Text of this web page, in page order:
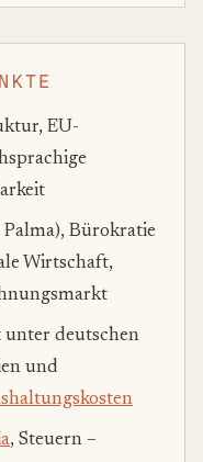
EU-
Palma), Bürokratie
Wirtschaft,
deutschen
und
, Steuern –